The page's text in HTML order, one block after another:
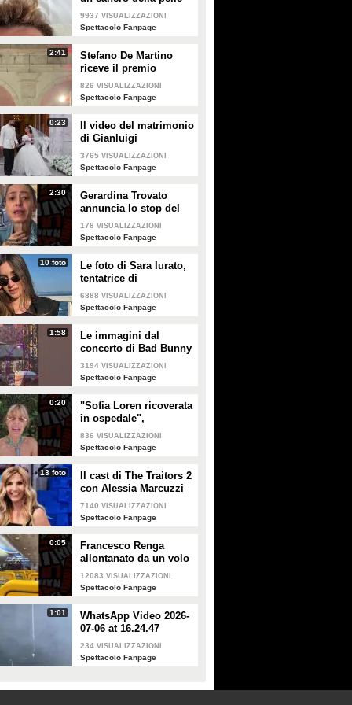
e apre al dibattito sulle
creme solari
9937 VISUALIZZAZIONI
Spettacolo Fanpage
2:41
Stefano De Martino
riceve il premio
intitolato al padre
Enrico
826 VISUALIZZAZIONI
Spettacolo Fanpage
0:23
Il video del matrimonio
di Gianluigi
Donnarumma e Alessia
Elefante
3765 VISUALIZZAZIONI
Spettacolo Fanpage
2:30
Gerardina Trovato
annuncia lo stop del
tour per problemi di
salute
178 VISUALIZZAZIONI
Spettacolo Fanpage
10 foto
Le foto di Sara Iurato,
tentatrice di
Temptation Island 2026
6888 VISUALIZZAZIONI
Spettacolo Fanpage
1:58
Le immagini dal
concerto di Bad Bunny
a Milano
3194 VISUALIZZAZIONI
Spettacolo Fanpage
0:20
"Sofia Loren ricoverata
in ospedale",
Alessandra Mussolini
smentisce: "È serena e
836 VISUALIZZAZIONI
Spettacolo Fanpage
13 foto
Il cast di The Traitors 2
con Alessia Marcuzzi
7140 VISUALIZZAZIONI
Spettacolo Fanpage
0:05
Francesco Renga
allontanato da un volo
Ryanair dopo una
discussione con gli
12083 VISUALIZZAZIONI
Spettacolo Fanpage
1:01
WhatsApp Video 2026-
07-06 at 16.24.47
234 VISUALIZZAZIONI
Spettacolo Fanpage